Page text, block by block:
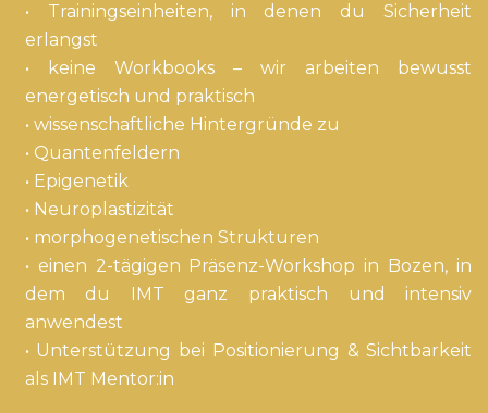
• Trainingseinheiten, in denen du Sicherheit
erlangst
• keine Workbooks – wir arbeiten bewusst
energetisch und praktisch
• wissenschaftliche Hintergründe zu
• Quantenfeldern
• Epigenetik
• Neuroplastizität
• morphogenetischen Strukturen
• einen 2-tägigen Präsenz-Workshop in Bozen, in
dem du IMT ganz praktisch und intensiv
anwendest
• Unterstützung bei Positionierung & Sichtbarkeit
als IMT Mentor:in